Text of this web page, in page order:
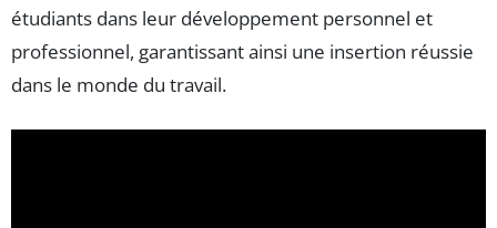
étudiants dans leur développement personnel et
professionnel, garantissant ainsi une insertion réussie
dans le monde du travail.